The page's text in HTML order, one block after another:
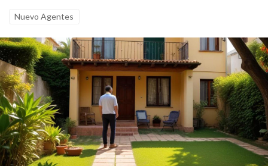
Nuevo Agentes